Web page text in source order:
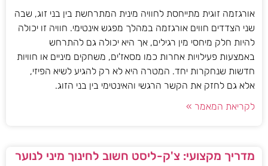
אורגזמה זוגית מתייחסת לחוויה מינית המתרחשת בין בני זוג, שבה
שני הצדדים חווים אורגזמה במהלך מפגש אינטימי. חוויה זו יכולה
להיות חלק מיחסי מין רגילים, אך היא יכולה גם להתרחש
באמצעות פעילויות אחרות כמו מסאז'ים, משחקים מיניים או חוויות
חדשות שנחקרות יחד. המטרה היא לא רק להגיע לשיא הפיזי,
אלא גם לחזק את הקשר הרגשי והאינטימי בין בני הזוג.
לקריאת המאמר »
מדריך מקצועי: צ'ק-ליסט חשוב לחינוך מיני לנוער